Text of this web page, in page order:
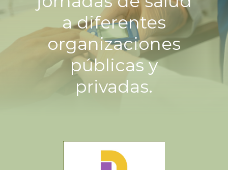
a diferentes
organizaciones
públicas y
privadas.